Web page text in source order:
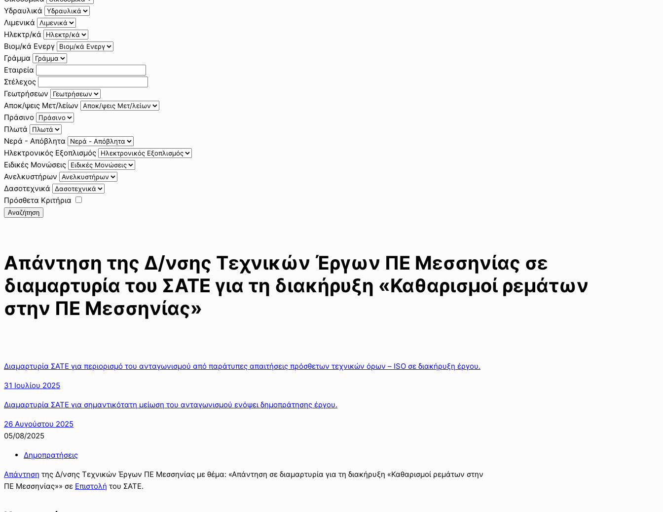
Υδραυλικά
Λιμενικά
Ηλεκτρ/κά
Βιομ/κά Ενεργ
Γράμμα
Εταιρεία
Στέλεχος
Γεωτρήσεων
Αποκ/ψεις Μετ/λείων
Πράσινο
Πλωτά
Νερά - Απόβλητα
Ηλεκτρονικός Εξοπλισμός
Ειδικές Μονώσεις
Ανελκυστήρων
Δασοτεχνικά
Πρόσθετα Κριτήρια
Αναζήτηση
Απάντηση της Δ/νσης Τεχνικών Έργων ΠΕ Μεσσηνίας σε
διαμαρτυρία του ΣΑΤΕ για τη διακήρυξη «Καθαρισμοί ρεμάτων
στην ΠΕ Μεσσηνίας»
Διαμαρτυρία ΣΑΤΕ για περιορισμό του ανταγωνισμού από παράτυπες απαιτήσεις πρόσθετων τεχνικών όρων – ISO σε διακήρυξη έργου.
31 Ιουλίου 2025
Διαμαρτυρία ΣΑΤΕ για σημαντικότατη μείωση του ανταγωνισμού ενόψει δημοπράτησης έργου.
26 Αυγούστου 2025
05/08/2025
Δημοπρατήσεις
Απάντηση της Δ/νσης Τεχνικών Έργων ΠΕ Μεσσηνίας με θέμα: «Απάντηση σε διαμαρτυρία για τη διακήρυξη «Καθαρισμοί ρεμάτων στην
ΠΕ Μεσσηνίας»» σε Επιστολή του ΣΑΤΕ.